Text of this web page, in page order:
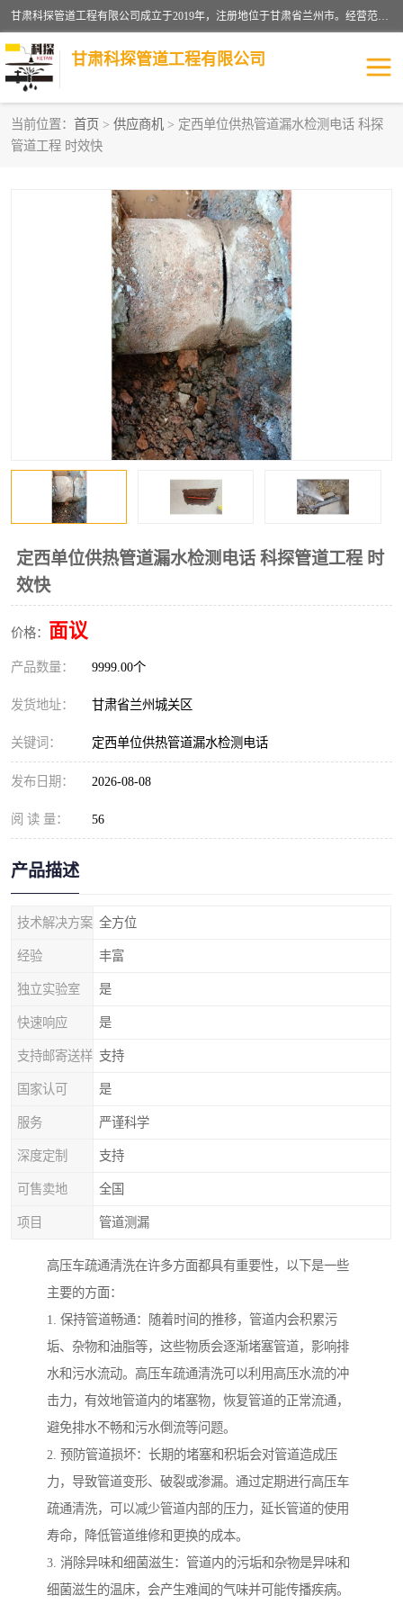
甘肃科探管道工程有限公司成立于2019年，注册地位于甘肃省兰州市。经营范围包括管道安装、清洗、疏通、维修、检测，防水工程，工程钻孔，化粪池清理，暖气安装，给排水管道安装维修，室内外管道如消防、供水、供热管道漏水检测定位，室内外防水堵漏等。
甘肃科探管道工程有限公司
当前位置： 首页 > 供应商机 > 定西单位供热管道漏水检测电话 科探
管道工程 时效快
定西单位供热管道漏水检测电话 科探管道工程 时
效快
价格： 面议
产品数量： 9999.00个
发货地址： 甘肃省兰州城关区
关键词： 定西单位供热管道漏水检测电话
发布日期： 2026-08-08
阅 读 量： 56
产品描述
技术解决方案 全方位
经验 丰富
独立实验室 是
快速响应 是
支持邮寄送样 支持
国家认可 是
服务 严谨科学
深度定制 支持
可售卖地 全国
项目 管道测漏
高压车疏通清洗在许多方面都具有重要性，以下是一些
主要的方面：
1. 保持管道畅通：随着时间的推移，管道内会积累污
垢、杂物和油脂等，这些物质会逐渐堵塞管道，影响排
水和污水流动。高压车疏通清洗可以利用高压水流的冲
击力，有效地管道内的堵塞物，恢复管道的正常流通，
避免排水不畅和污水倒流等问题。
2. 预防管道损坏：长期的堵塞和积垢会对管道造成压
力，导致管道变形、破裂或渗漏。通过定期进行高压车
疏通清洗，可以减少管道内部的压力，延长管道的使用
寿命，降低管道维修和更换的成本。
3. 消除异味和细菌滋生：管道内的污垢和杂物是异味和
细菌滋生的温床，会产生难闻的气味并可能传播疾病。
管道安装维修
漏水检查维修 消防管道漏水
供热管道漏水 排水管道漏水
自来水管漏水 管道疏通
高压车疏通清淤